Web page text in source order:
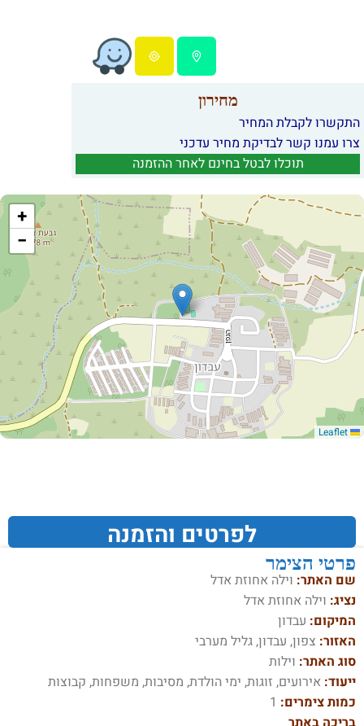
מחירון
התקשרו לקבלת המחיר
צרו עמנו קשר לבדיקת מחיר עדכני
תוכלו לבטל בחינם לאחר ההזמנה
+
−
לפרטים והזמנה
פרטי הצימר
שם האתר: וילה אחוזת אדל
נציג: וילה אחוזת אדל
המיקום: עבדון
האזור: צפון, עבדון, גליל מערבי
סוג האתר: וילות
ייעוד: אירועים, זוגות, ימי הולדת, מסיבות, משפחות, קבוצות
כמות צימרים: 1